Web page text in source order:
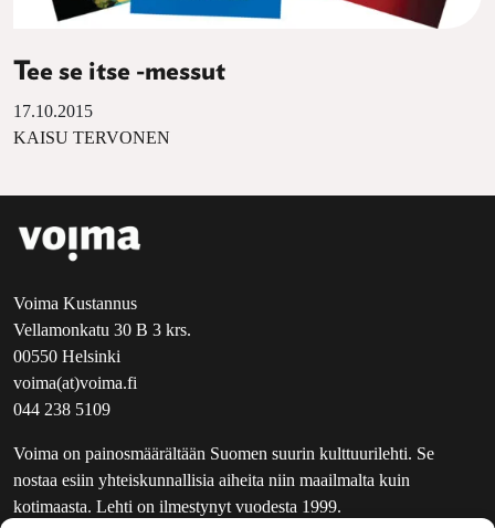
Tee se itse -messut
17.10.2015
KAISU TERVONEN
Voima Kustannus
Vellamonkatu 30 B 3 krs.
00550 Helsinki
voima(at)voima.fi
044 238 5109
Voima on painosmäärältään Suomen suurin kulttuurilehti. Se
nostaa esiin yhteiskunnallisia aiheita niin maailmalta kuin
kotimaasta. Lehti on ilmestynyt vuodesta 1999.